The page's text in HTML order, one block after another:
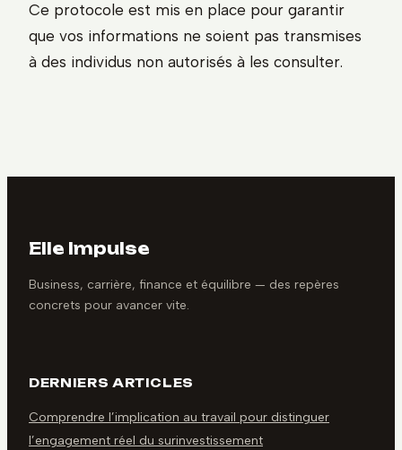
Ce protocole est mis en place pour garantir
que vos informations ne soient pas transmises
à des individus non autorisés à les consulter.
Elle Impulse
Business, carrière, finance et équilibre — des repères
concrets pour avancer vite.
DERNIERS ARTICLES
Comprendre l’implication au travail pour distinguer
l’engagement réel du surinvestissement